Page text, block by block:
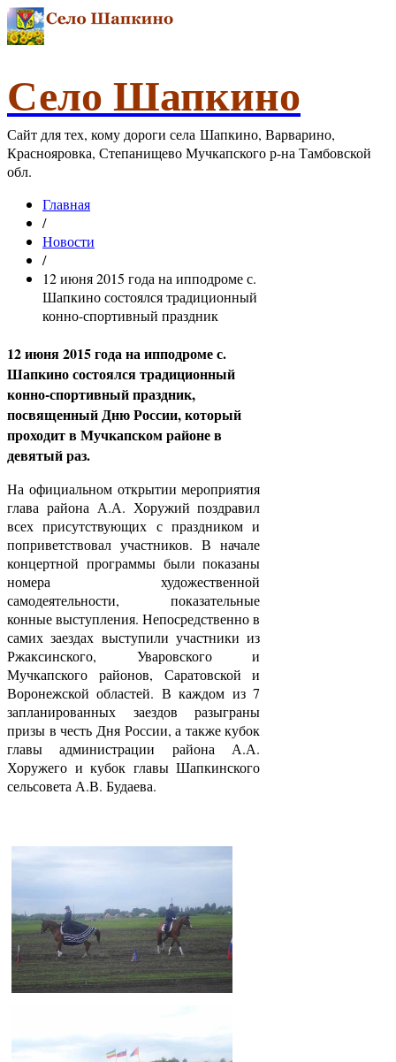
Село Шапкино
Сайт для тех, кому дороги села Шапкино, Варварино,
Краснояровка, Степанищево Мучкапского р-на Тамбовской
обл.
Главная
/
Новости
/
12 июня 2015 года на ипподроме с.
Шапкино состоялся традиционный
конно-спортивный праздник
12 июня 2015 года на ипподроме с.
Шапкино состоялся традиционный
конно-спортивный праздник,
посвященный Дню России, который
проходит в Мучкапском районе в
девятый раз.
На официальном открытии мероприятия
глава района А.А. Хоружий поздравил
всех присутствующих с праздником и
поприветствовал участников. В начале
концертной программы были показаны
номера художественной
самодеятельности, показательные
конные выступления. Непосредственно в
самих заездах выступили участники из
Ржаксинского, Уваровского и
Мучкапского районов, Саратовской и
Воронежской областей. В каждом из 7
запланированных заездов разыграны
призы в честь Дня России, а также кубок
главы администрации района А.А.
Хоружего и кубок главы Шапкинского
сельсовета А.В. Будаева.